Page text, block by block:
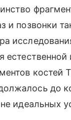
и позвонки
костей
до
идеальных